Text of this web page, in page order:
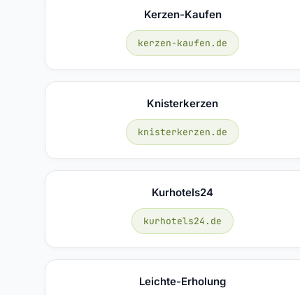
Kerzen-Kaufen
kerzen-kaufen.de
Knisterkerzen
knisterkerzen.de
Kurhotels24
kurhotels24.de
Leichte-Erholung